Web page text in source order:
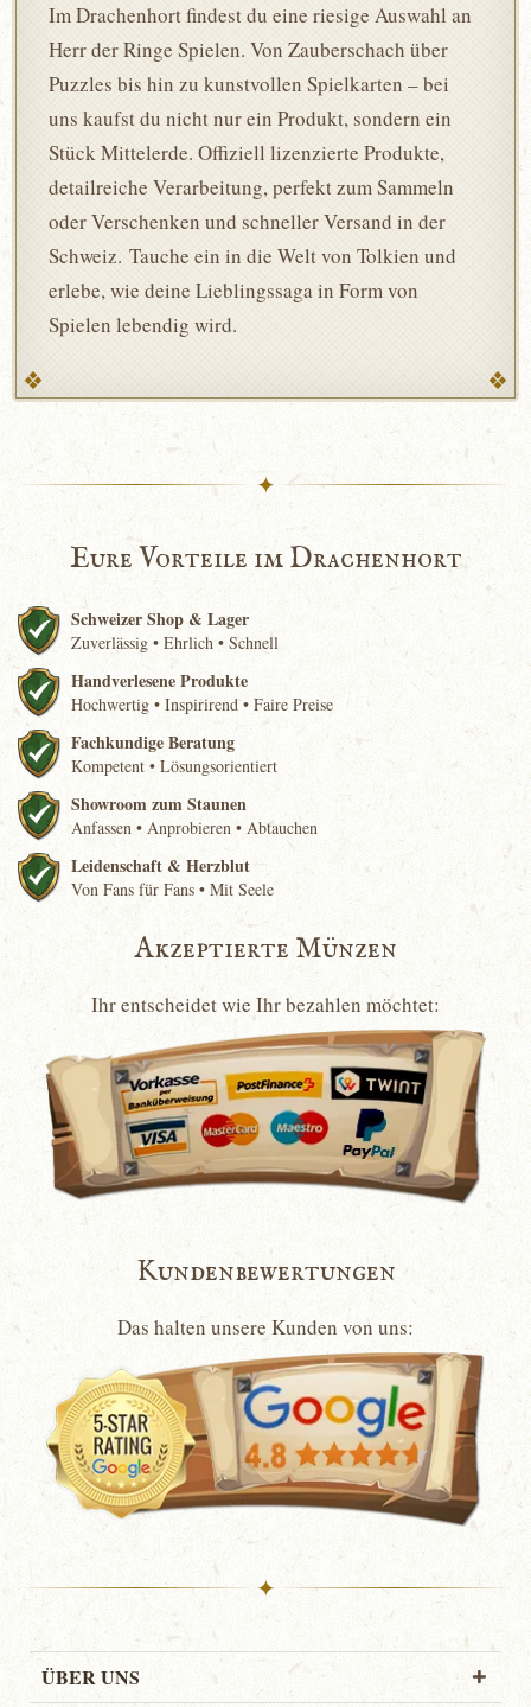
Im Drachenhort findest du eine riesige Auswahl an
Herr der Ringe Spielen. Von Zauberschach über
Puzzles bis hin zu kunstvollen Spielkarten – bei
uns kaufst du nicht nur ein Produkt, sondern ein
Stück Mittelerde. Offiziell lizenzierte Produkte,
detailreiche Verarbeitung, perfekt zum Sammeln
oder Verschenken und schneller Versand in der
Schweiz. Tauche ein in die Welt von Tolkien und
erlebe, wie deine Lieblingssaga in Form von
Spielen lebendig wird.
✦
Eure Vorteile im Drachenhort
Schweizer Shop & Lager
Zuverlässig • Ehrlich • Schnell
Handverlesene Produkte
Hochwertig • Inspirirend • Faire Preise
Fachkundige Beratung
Kompetent • Lösungsorientiert
Showroom zum Staunen
Anfassen • Anprobieren • Abtauchen
Leidenschaft & Herzblut
Von Fans für Fans • Mit Seele
Akzeptierte Münzen
Ihr entscheidet wie Ihr bezahlen möchtet:
Kundenbewertungen
Das halten unsere Kunden von uns:
✦
ÜBER UNS